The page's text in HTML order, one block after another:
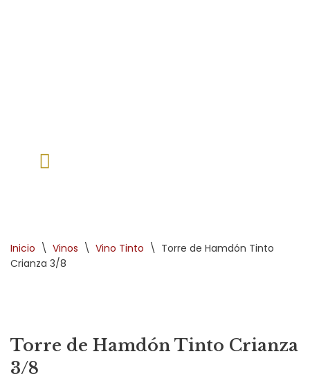
Inicio \ Vinos \ Vino Tinto \ Torre de Hamdón Tinto
Crianza 3/8
Torre de Hamdón Tinto Crianza
3/8